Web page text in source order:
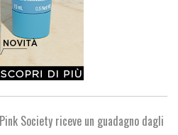
Society riceve un guadagno dagli